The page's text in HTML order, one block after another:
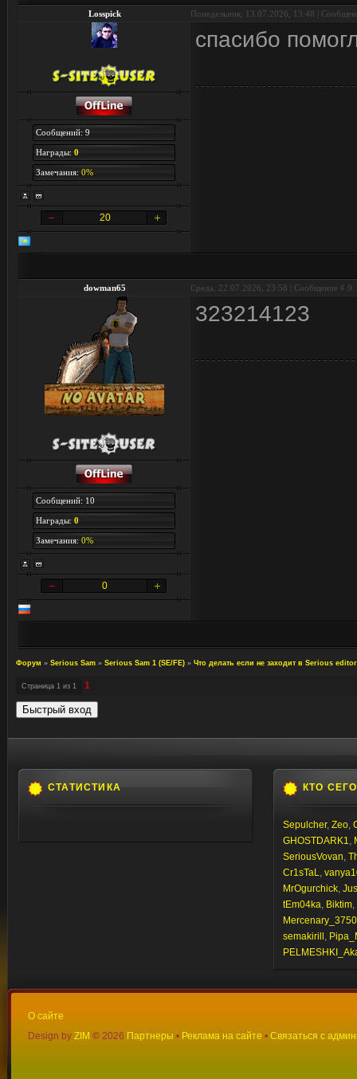
Losspick Понедельник, 13.07.2026, 13:48 |
Сообщений: 9
Награды: 0
Замечания: 0%
20
спасибо
dowman65 Среда, 22.07.2026, 23:58 | Сообщение # 9
Сообщений: 10
Награды: 0
Замечания: 0%
0
323214123
Форум » Serious Sam » Serious Sam 1 (SE/FE) » Что делать если не заходит в Serious editor
Страница 1 из 1 1
СТАТИСТИКА КТО
Sepulcher, Zeo,
GHOSTDARK1,
SeriousVovan,
Cr1sTaL,
MrOgurchick,
tEm04ka, Biktim,
Mercenary_3750
semakirill ,
О сайте
Design by ZIM © 2026 Партнеры • Реклама на сайте • Связаться с